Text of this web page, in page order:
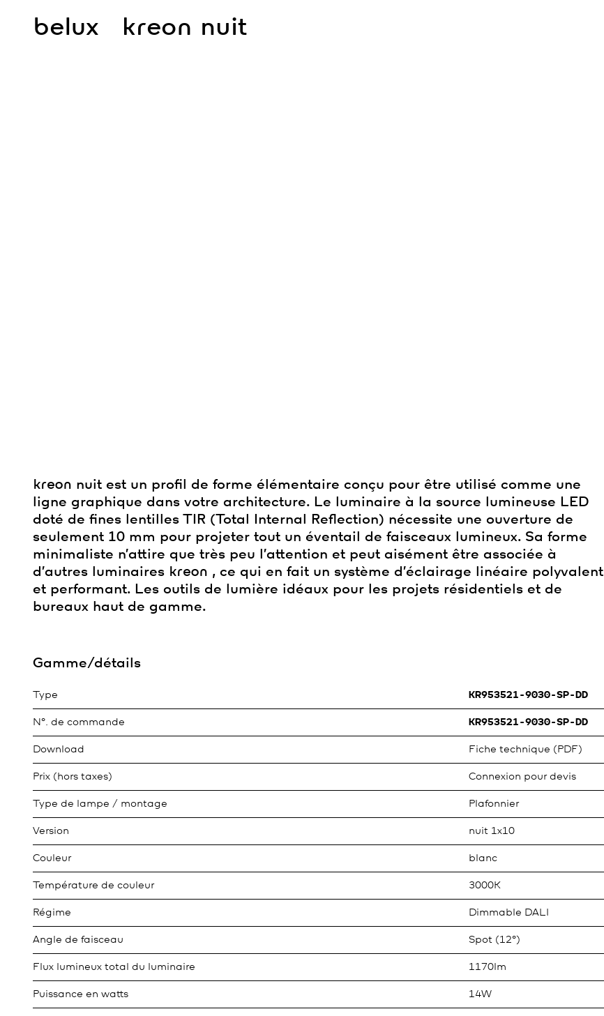
belux kreon nuit
kreon nuit est un profil de forme élémentaire conçu pour être utilisé comme une
ligne graphique dans votre architecture. Le luminaire à la source lumineuse LED
doté de fines lentilles TIR (Total Internal Reflection) nécessite une ouverture de
seulement 10 mm pour projeter tout un éventail de faisceaux lumineux. Sa forme
minimaliste n’attire que très peu l’attention et peut aisément être associée à
d’autres luminaires kreon , ce qui en fait un système d’éclairage linéaire polyvalent
et performant. Les outils de lumière idéaux pour les projets résidentiels et de
bureaux haut de gamme.
Gamme/détails
Type KR953521-9030-SP-DD
N°. de commande KR953521-9030-SP-DD
Download Fiche technique (PDF)
Prix (hors taxes) Connexion pour devis
Type de lampe / montage Plafonnier
Version nuit 1x10
Couleur blanc
Température de couleur 3000K
Régime Dimmable DALI
Angle de faisceau Spot (12°)
Flux lumineux total du luminaire 1170lm
Puissance en watts 14W